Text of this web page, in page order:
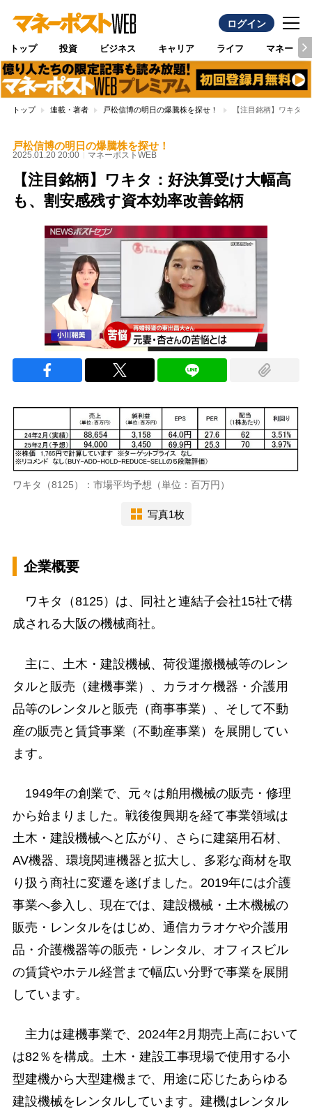
ログイン
トップ 投資 ビジネス キャリア ライフ マネー
トップ 連載・著者 戸松信博の明日の爆騰株を探せ！ 【注目銘柄】ワキタ
戸松信博の明日の爆騰株を探せ！
2025.01.20 20:00 マネーポストWEB
【注目銘柄】ワキタ：好決算受け大幅高
も、割安感残す資本効率改善銘柄
ワキタ（8125）：市場平均予想（単位：百万円）
写真1枚
企業概要
ワキタ（8125）は、同社と連結子会社15社で構
成される大阪の機械商社。
主に、土木・建設機械、荷役運搬機械等のレン
タルと販売（建機事業）、カラオケ機器・介護用
品等のレンタルと販売（商事事業）、そして不動
産の販売と賃貸事業（不動産事業）を展開してい
ます。
1949年の創業で、元々は舶用機械の販売・修理
から始まりました。戦後復興期を経て事業領域は
土木・建設機械へと広がり、さらに建築用石材、
AV機器、環境関連機器と拡大し、多彩な商材を取
り扱う商社に変遷を遂げました。2019年には介護
事業へ参入し、現在では、建設機械・土木機械の
販売・レンタルをはじめ、通信カラオケや介護用
品・介護機器等の販売・レンタル、オフィスビル
の賃貸やホテル経営まで幅広い分野で事業を展開
しています。
主力は建機事業で、2024年2月期売上高において
は82％を構成。土木・建設工事現場で使用する小
型建機から大型建機まで、用途に応じたあらゆる
建設機械をレンタルしています。建機はレンタル